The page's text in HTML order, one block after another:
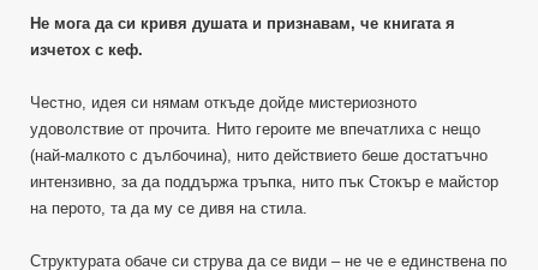
Не мога да си кривя душата и признавам, че книгата я
изчетох с кеф.
Честно, идея си нямам откъде дойде мистериозното
удоволствие от прочита. Нито героите ме впечатлиха с нещо
(най-малкото с дълбочина), нито действието беше достатъчно
интензивно, за да поддържа тръпка, нито пък Стокър е майстор
на перото, та да му се дивя на стила.
Структурата обаче си струва да се види – не че е единствена по